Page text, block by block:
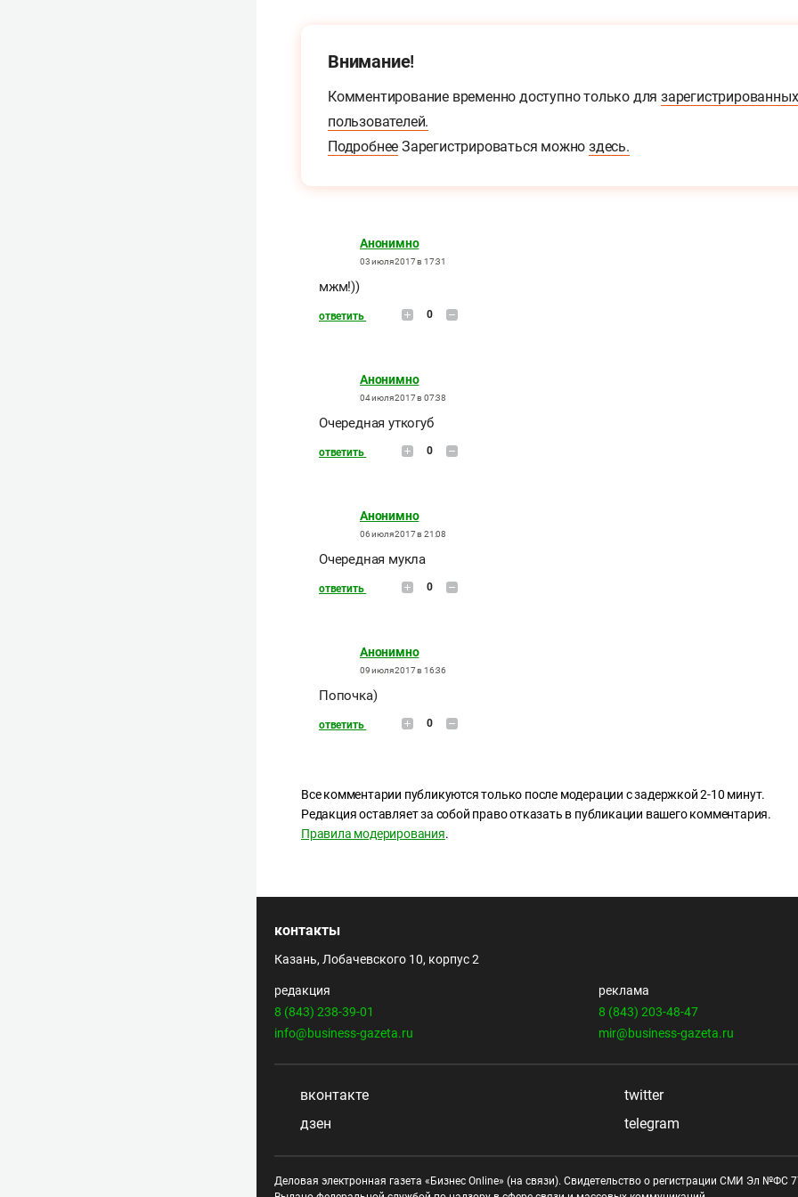
Внимание!
Комментирование временно доступно только для зарегистрированных
пользователей.
Подробнее Зарегистрироваться можноздесь.
Анонимно
03 июля 2017 в 17:31
мжм!))
ответить 0
Анонимно
04 июля 2017 в 07:38
Очередная уткогуб
ответить 0
Анонимно
06 июля 2017 в 21:08
Очередная мукла
ответить 0
Анонимно
09 июля 2017 в 16:36
Попочка)
ответить 0
Все комментарии публикуются только после модерации с задержкой 2-10 минут.
Редакция оставляет за собой право отказать в публикации вашего комментария.
Правила модерирования.
контакты
Казань, Лобачевского 10, корпус 2
редакция
8 (843) 238-39-01
info@business-gazeta.ru
реклама
8 (843) 203-48-47
mir@business-gazeta.ru
вконтакте
twitter
дзен
telegram
Деловая электронная газета «Бизнес Online» (на связи). Свидетельство о регистрации СМИ Эл №ФС